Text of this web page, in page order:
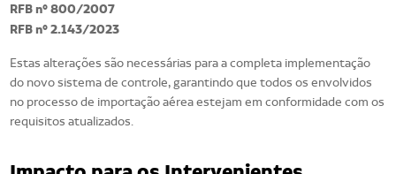
RFB nº 800/2007
RFB nº 2.143/2023
Estas alterações são necessárias para a completa implementação
do novo sistema de controle, garantindo que todos os envolvidos
no processo de importação aérea estejam em conformidade com os
requisitos atualizados.